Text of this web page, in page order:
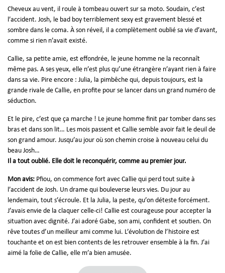
Cheveux au vent, il roule à tombeau ouvert sur sa moto. Soudain, c’est
l’accident. Josh, le bad boy terriblement sexy est gravement blessé et
sombre dans le coma. À son réveil, il a complètement oublié sa vie d’avant,
comme si rien n’avait existé.
Callie, sa petite amie, est effondrée, le jeune homme ne la reconnaît
même pas. A ses yeux, elle n’est plus qu’une étrangère n’ayant rien à faire
dans sa vie. Pire encore : Julia, la pimbêche qui, depuis toujours, est la
grande rivale de Callie, en profite pour se lancer dans un grand numéro de
séduction.
Et le pire, c’est que ça marche ! Le jeune homme finit par tomber dans ses
bras et dans son lit… Les mois passent et Callie semble avoir fait le deuil de
son grand amour. Jusqu’au jour où son chemin croise à nouveau celui du
beau Josh…
Il a tout oublié. Elle doit le reconquérir, comme au premier jour.
Mon avis: Pfiou, on commence fort avec Callie qui perd tout suite à
l’accident de Josh. Un drame qui bouleverse leurs vies. Du jour au
lendemain, tout s’écroule. Et la Julia, la peste, qu’on déteste forcément.
J’avais envie de la claquer celle-ci! Callie est courageuse pour accepter la
situation avec dignité. J’ai adoré Gabe, son ami, confident et soutien. On
rêve toutes d’un meilleur ami comme lui. L’évolution de l’histoire est
touchante et on est bien contents de les retrouver ensemble à la fin. J’ai
aimé la folie de Callie, elle m’a bien amusée.